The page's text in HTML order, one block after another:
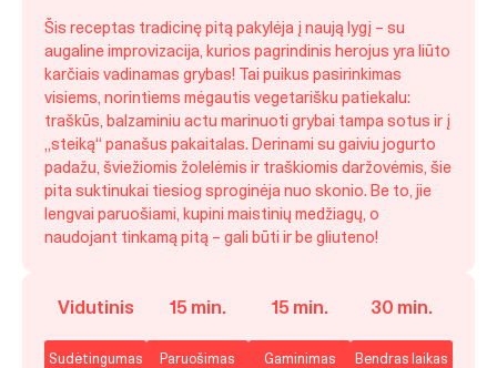
Šis receptas tradicinę pitą pakylėja į naują lygį – su
augaline improvizacija, kurios pagrindinis herojus yra liūto
karčiais vadinamas grybas! Tai puikus pasirinkimas
visiems, norintiems mėgautis vegetarišku patiekalu:
traškūs, balzaminiu actu marinuoti grybai tampa sotus ir į
„steiką“ panašus pakaitalas. Derinami su gaiviu jogurto
padažu, šviežiomis žolelėmis ir traškiomis daržovėmis, šie
pita suktinukai tiesiog sproginėja nuo skonio. Be to, jie
lengvai paruošiami, kupini maistinių medžiagų, o
naudojant tinkamą pitą – gali būti ir be gliuteno!
Vidutinis
Sudėtingumas
15 min.
Paruošimas
15 min.
Gaminimas
30 min.
Bendras laikas